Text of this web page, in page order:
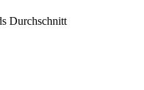
Durchschnitt